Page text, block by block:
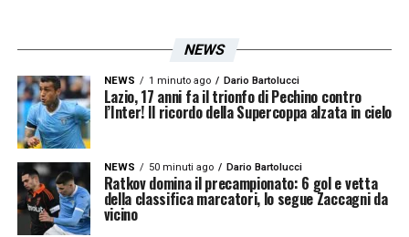
biancoceleste seguirà da vicino il giocatore
nella fase post-operatoria, con un
programma personalizzato finalizzato al
recupero graduale.
LaLaziopotrà contare sulle proprie strutture
NEWS
NEWS 1 minuto ago Dario Bartolucci
Lazio, 17 anni fa il trionfo di Pechino contro
l’Inter! Il ricordo della Supercoppa alzata in cielo
NEWS 50 minuti ago Dario Bartolucci
Ratkov domina il precampionato: 6 gol e vetta
della classifica marcatori, lo segue Zaccagni da
vicino